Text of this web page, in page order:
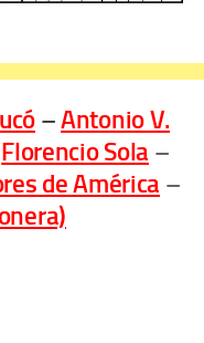
–Antonio V.
Florencio Sola –
de América –